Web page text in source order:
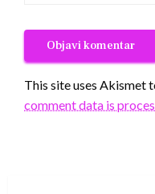
This site uses Akismet
comment data is